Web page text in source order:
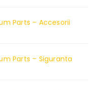
Parts – Accesorii
Parts – Siguranta